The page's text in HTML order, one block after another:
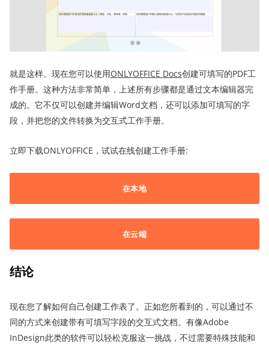
就是这样。现在您可以使用ONLYOFFICE Docs创建可填写的PDF工
作手册。这种方法非常简单，上述所有步骤都是通过文本编辑器完
成的。它不仅可以创建并编辑Word文档，还可以添加可填写的字
段，并把您的文件转换为交互式工作手册。
立即下载ONLYOFFICE，试试在线创建工作手册:
在本地
在云端
结论
现在您了解如何自己创建工作表了。正如您所看到的，可以通过不
同的方式来创建带有可填写字段的交互式文档。有像Adobe
InDesign此类的软件可以轻松克服这一挑战，不过需要特殊技能和